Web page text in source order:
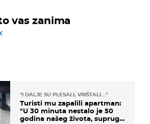
vas zanima
"I DALJE SU PLESALI, VRIŠTALI..."
Turisti mu zapalili apartman:
"U 30 minuta nestalo je 50
godina našeg života, supruga